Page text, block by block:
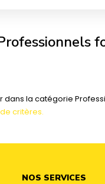
la catégorie
critères.
NOS SERVICES